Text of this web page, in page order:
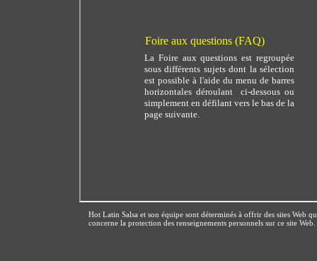
Hot Latin Salsa et son équipe sont déterminés à offrir des sites Web
concerne la protection des renseignements personnels sur ce site Web.